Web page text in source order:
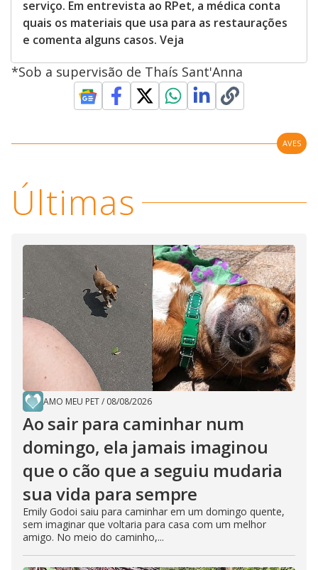
serviço. Em entrevista ao RPet, a médica conta
quais os materiais que usa para as restaurações
e comenta alguns casos. Veja
*Sob a supervisão de Thaís Sant'Anna
AVES
Últimas
AMO MEU PET/ 08/08/2026
Ao sair para caminhar num
domingo, ela jamais imaginou
que o cão que a seguiu mudaria
sua vida para sempre
Emily Godoi saiu para caminhar em um domingo quente,
sem imaginar que voltaria para casa com um melhor
amigo. No meio do caminho,...